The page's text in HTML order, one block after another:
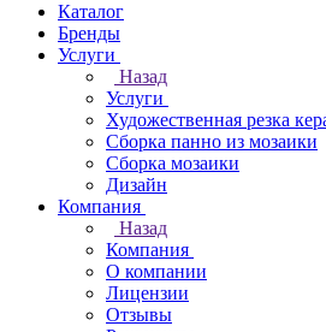
Каталог
Бренды
Услуги
Назад
Услуги
Художественная резка
Сборка панно из мозаики
Сборка мозаики
Дизайн
Компания
Назад
Компания
О компании
Лицензии
Отзывы